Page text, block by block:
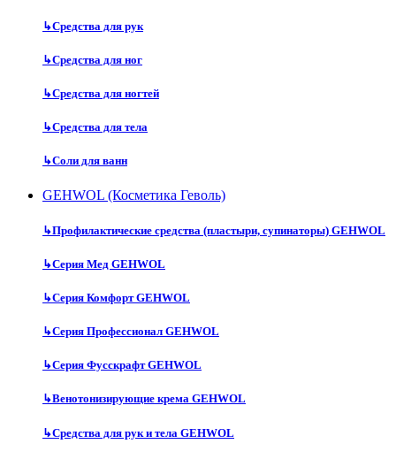
↳Средства для рук
↳Средства для ног
↳Средства для ногтей
↳Средства для тела
↳Соли для ванн
GEHWOL (Косметика Геволь)
↳Профилактические средства (пластыри, супинаторы) GEHWOL
↳Серия Мед GEHWOL
↳Серия Комфорт GEHWOL
↳Серия Профессионал GEHWOL
↳Серия Фусскрафт GEHWOL
↳Венотонизирующие крема GEHWOL
↳Средства для рук и тела GEHWOL